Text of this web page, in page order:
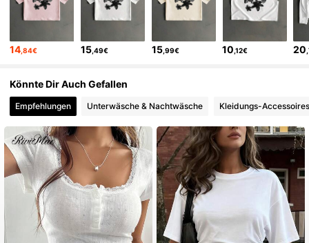
4,85 1.9M Follower
4,85 1.9M Follower
14 ,84€ 15 ,49€ 15,99€ 10 ,12€ 20
Könnte Dir Auch Gefallen
Empfehlungen Unterwäsche & Nachtwäsche Kleidungs-Accessoires